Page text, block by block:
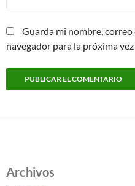
Guarda mi nombre,
navegador para la próxima
Archivos